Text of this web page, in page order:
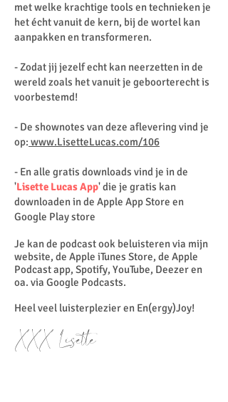
met welke krachtige tools en technieken je
het écht vanuit de kern, bij de wortel kan
aanpakken en transformeren.
- Zodat jij jezelf echt kan neerzetten in de
wereld zoals het vanuit je geboorterecht is
voorbestemd!
- De shownotes van deze aflevering vind je
op: www.LisetteLucas.com/106
- En alle gratis downloads vind je in de
'Lisette Lucas App' die je gratis kan
downloaden in de Apple App Store en
Google Play store
Je kan de podcast ook beluisteren via mijn
website, de Apple iTunes Store, de Apple
Podcast app, Spotify, YouTube, Deezer en
oa. via Google Podcasts.
Heel veel luisterplezier en En(ergy)Joy!
XXX Lisette